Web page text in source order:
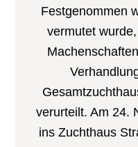
Festgenommen
vermutet
verurteilt. Am 24.
ins Zuchthaus